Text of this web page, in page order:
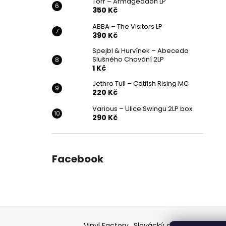
350 Kč
ABBA – The Visitors LP
390 Kč
Spejbl & Hurvínek – Abeceda
Slušného Chování 2LP
1 Kč
Jethro Tull – Catfish Rising MC
220 Kč
Various ‎– Ulice Swingu 2LP box
290 Kč
Facebook
Z